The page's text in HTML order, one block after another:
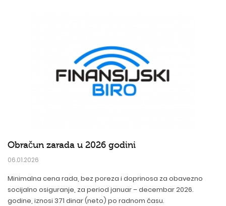
Obračun zarada u 2026 godini
06.01.2026
Minimalna cena rada, bez poreza i doprinosa za obavezno
socijalno osiguranje, za period januar – decembar 2026.
godine, iznosi 371 dinar (neto) po radnom času.